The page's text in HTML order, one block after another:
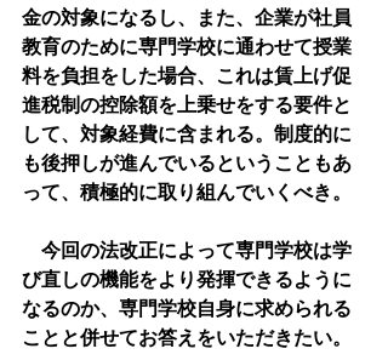
金の対象になるし、また、企業が社員
教育のために専門学校に通わせて授業
料を負担をした場合、これは賃上げ促
進税制の控除額を上乗せをする要件と
して、対象経費に含まれる。制度的に
も後押しが進んでいるということもあ
って、積極的に取り組んでいくべき。
今回の法改正によって専門学校は学
び直しの機能をより発揮できるように
なるのか、専門学校自身に求められる
ことと併せてお答えをいただきたい。